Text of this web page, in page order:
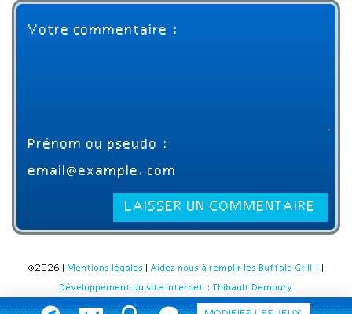
©2026 | Mentions légales Aidez nous à remplir les Buffalo Grill !
Développement du site internet : Thibault Demoury